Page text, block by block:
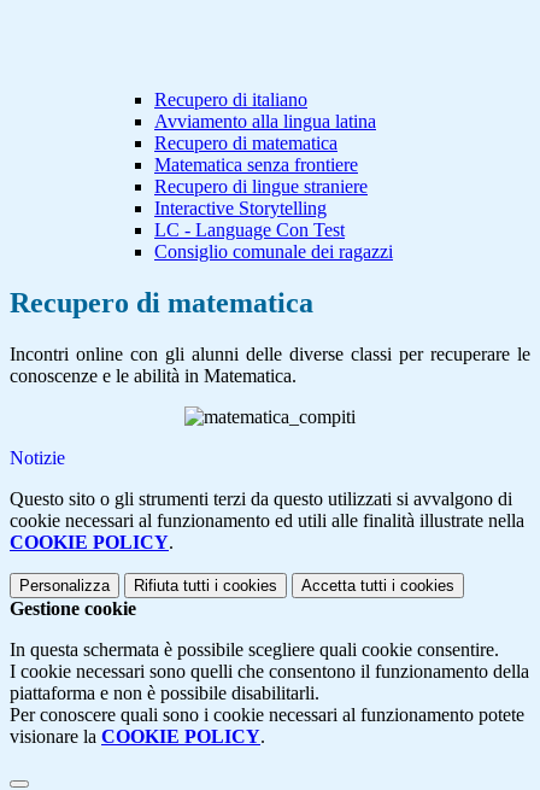
Recupero di italiano
Avviamento alla lingua latina
Recupero di matematica
Matematica senza frontiere
Recupero di lingue straniere
Interactive Storytelling
LC - Language Con Test
Consiglio comunale dei ragazzi
Recupero di matematica
Incontri online con gli alunni delle diverse classi per recuperare le
conoscenze e le abilità in Matematica.
Notizie
Questo sito o gli strumenti terzi da questo utilizzati si avvalgono di
cookie necessari al funzionamento ed utili alle finalità illustrate nella
COOKIE POLICY.
Personalizza Rifiuta tutti i cookies Accetta tutti i cookies
Gestione cookie
In questa schermata è possibile scegliere quali cookie consentire.
I cookie necessari sono quelli che consentono il funzionamento della
piattaforma e non è possibile disabilitarli.
Per conoscere quali sono i cookie necessari al funzionamento potete
visionare la COOKIE POLICY.